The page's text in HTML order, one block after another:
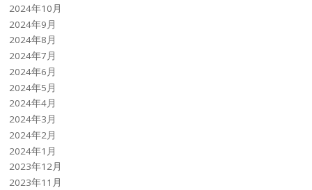
2024年10月
2024年9月
2024年8月
2024年7月
2024年6月
2024年5月
2024年4月
2024年3月
2024年2月
2024年1月
2023年12月
2023年11月